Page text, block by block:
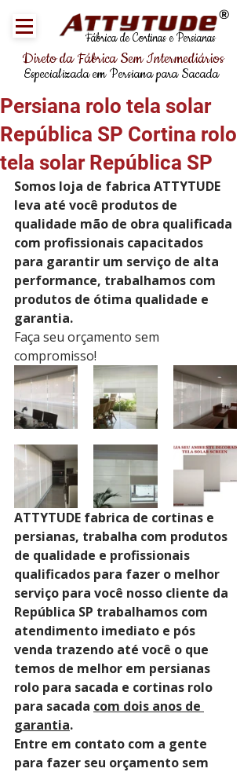
Fábrica de Cortinas e Persianas
®
Direto da Fábrica Sem Intermediários
Especializada em Persiana para Sacada
Persiana rolo tela solar
República SP Cortina rolo
tela solar República SP
Somos loja de fabrica ATTYTUDE
leva até você produtos de
qualidade mão de obra qualificada
com profissionais capacitados
para garantir um serviço de alta
performance, trabalhamos com
produtos de ótima qualidade e
garantia.
Faça seu orçamento sem
compromisso!
ATTYTUDE fabrica de cortinas e
persianas, trabalha com produtos
de qualidade e profissionais
qualificados para fazer o melhor
serviço para você nosso cliente da
República SP trabalhamos com
atendimento imediato e pós
venda trazendo até você o que
temos de melhor em persianas
rolo para sacada e cortinas rolo
para sacada com dois anos de
garantia.
Entre em contato com a gente
para fazer seu orçamento sem